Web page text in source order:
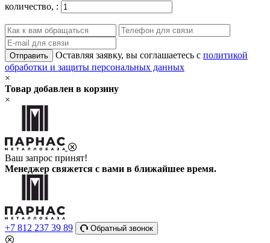
количество, :
Отправить Оставляя заявку, вы соглашаетесь с политикой
обработки и защиты персональных данных
×
Товар добавлен в корзину
×
Ваш запрос принят!
Менеджер свяжется с вами в ближайшее время.
+7 812 237 39 89 Обратный звонок